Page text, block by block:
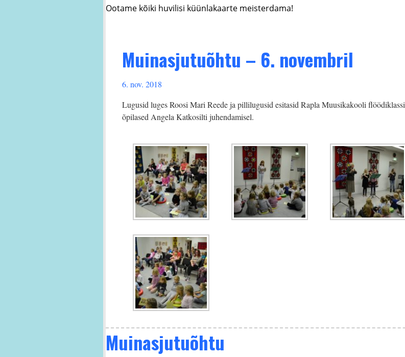
Ootame kõiki huvilisi küünlakaarte meisterdama!
Muinasjutuõhtu – 6. novembril
6. nov. 2018
Lugusid luges Roosi Mari Reede ja pillilugusid esitasid Rapla Muusikakooli flöödiklassi
õpilased Angela Katkosilti juhendamisel.
Muinasjutuõhtu